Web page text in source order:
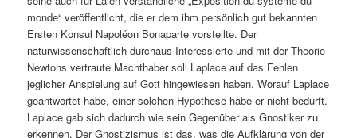
monde“ veröffentlicht, die er dem ihm persönlich gut bekannten
Ersten Konsul Napoléon Bonaparte vorstellte. Der
naturwissenschaftlich durchaus Interessierte und mit der Theorie
Newtons vertraute Machthaber soll Laplace auf das Fehlen
jeglicher Anspielung auf Gott hingewiesen haben. Worauf Laplace
geantwortet habe, einer solchen Hypothese habe er nicht bedurft.
Laplace gab sich dadurch wie sein Gegenüber als Gnostiker zu
erkennen. Der Gnostizismus ist das, was die Aufklärung von der